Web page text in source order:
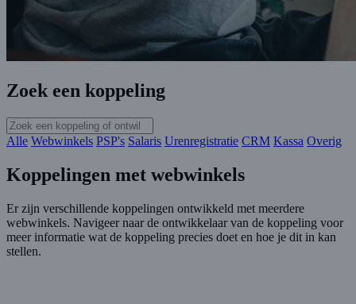
Zoek een koppeling
Alle Webwinkels PSP's Salaris Urenregistratie CRM Kassa Overig
Koppelingen met webwinkels
Er zijn verschillende koppelingen ontwikkeld met meerdere
webwinkels. Navigeer naar de ontwikkelaar van de koppeling voor
meer informatie wat de koppeling precies doet en hoe je dit in kan
stellen.